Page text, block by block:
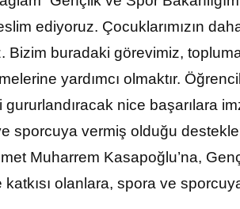
ediyoruz. Çocuklarımızın
Bizim buradaki görevimiz,
yardımcı olmaktır.
nice başarılara
sporcuya vermiş olduğu
Muharrem Kasapoğlu’na,
olanlara, spora ve